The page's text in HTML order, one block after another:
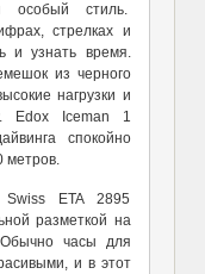
особый стиль.
стрелках и
и узнать время.
из черного
нагрузки и
Edox Iceman 1
спокойно
метров.
ETA 2895
разметкой на
часы для
и в этот